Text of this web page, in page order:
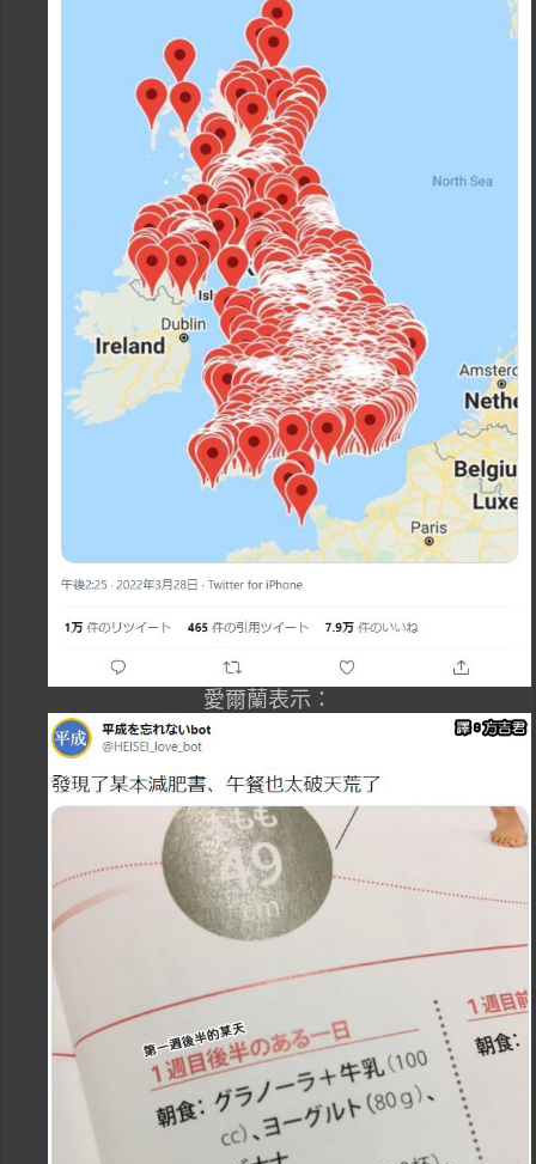
愛爾蘭表示：